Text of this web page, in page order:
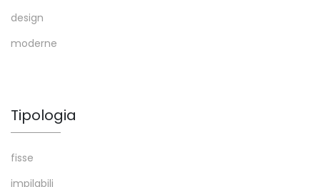
design
moderne
Tipologia
fisse
impilabili